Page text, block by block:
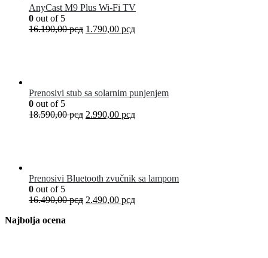
AnyCast M9 Plus Wi-Fi TV
0 out of 5
16.190,00рсд 1.790,00 рсд
Prenosivi stub sa solarnim punjenjem
0 out of 5
18.590,00рсд 2.990,00 рсд
Prenosivi Bluetooth zvučnik sa lampom
0 out of 5
16.490,00рсд 2.490,00 рсд
Najbolja ocena